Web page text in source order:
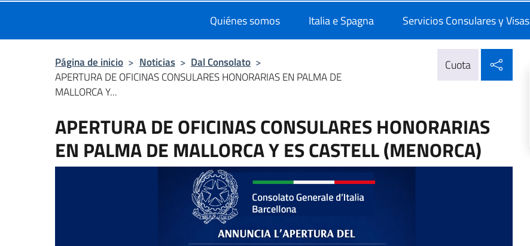
Quiénes somos Italia e Spagna Servicios Consulares y Visas
Página de inicio > Noticias > Dal Consolato >
APERTURA DE OFICINAS CONSULARES HONORARIAS EN PALMA DE
MALLORCA Y...
Cuota
APERTURA DE OFICINAS CONSULARES HONORARIAS
EN PALMA DE MALLORCA Y ES CASTELL (MENORCA)